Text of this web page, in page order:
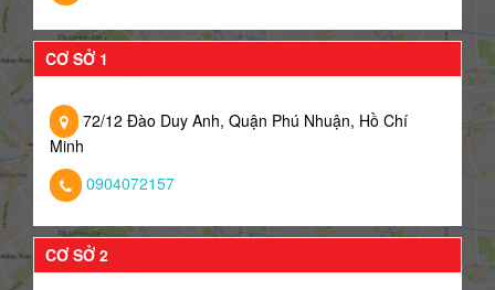
CƠ SỞ 1
72/12 Đào Duy Anh, Quận Phú Nhuận, Hồ Chí
Minh
0904072157
CƠ SỞ 2